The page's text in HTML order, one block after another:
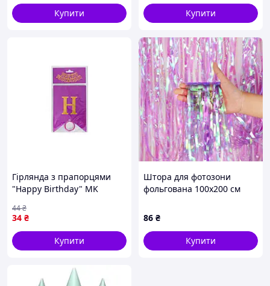
Купити
Купити
Гірлянда з прапорцями
"Happy Birthday" MK
34 ₴
44₴
Купити
Штора для фотозони
фольгована 100х200 см
86 ₴
Купити